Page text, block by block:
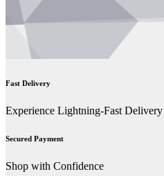
Fast Delivery
Experience Lightning-Fast Delivery
Secured Payment
Shop with Confidence